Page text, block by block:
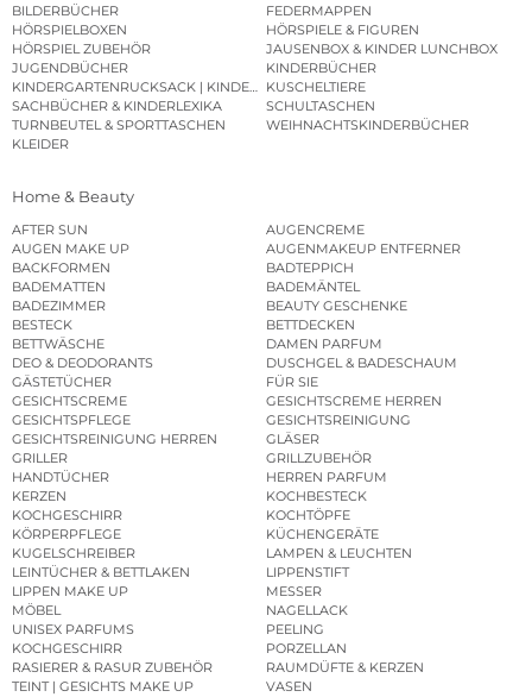
BILDERBÜCHER
FEDERMAPPEN
HÖRSPIELBOXEN
HÖRSPIELE & FIGUREN
HÖRSPIEL ZUBEHÖR
JAUSENBOX & KINDER LUNCHBOX
JUGENDBÜCHER
KINDERBÜCHER
KINDERGARTENRUCKSACK | KINDERGARTENBEUTEL
KUSCHELTIERE
SACHBÜCHER & KINDERLEXIKA
SCHULTASCHEN
TURNBEUTEL & SPORTTASCHEN
WEIHNACHTSKINDERBÜCHER
KLEIDER
Home & Beauty
AFTER SUN
AUGENCREME
AUGEN MAKE UP
AUGENMAKEUP ENTFERNER
BACKFORMEN
BADTEPPICH
BADEMATTEN
BADEMÄNTEL
BADEZIMMER
BEAUTY GESCHENKE
BESTECK
BETTDECKEN
BETTWÄSCHE
DAMEN PARFUM
DEO & DEODORANTS
DUSCHGEL & BADESCHAUM
GÄSTETÜCHER
FÜR SIE
GESICHTSCREME
GESICHTSCREME HERREN
GESICHTSPFLEGE
GESICHTSREINIGUNG
GESICHTSREINIGUNG HERREN
GLÄSER
GRILLER
GRILLZUBEHÖR
HANDTÜCHER
HERREN PARFUM
KERZEN
KOCHBESTECK
KOCHGESCHIRR
KOCHTÖPFE
KÖRPERPFLEGE
KÜCHENGERÄTE
KUGELSCHREIBER
LAMPEN & LEUCHTEN
LEINTÜCHER & BETTLAKEN
LIPPENSTIFT
LIPPEN MAKE UP
MESSER
MÖBEL
NAGELLACK
UNISEX PARFUMS
PEELING
KOCHGESCHIRR
PORZELLAN
RASIERER & RASUR ZUBEHÖR
RAUMDÜFTE & KERZEN
TEINT | GESICHTS MAKE UP
VASEN